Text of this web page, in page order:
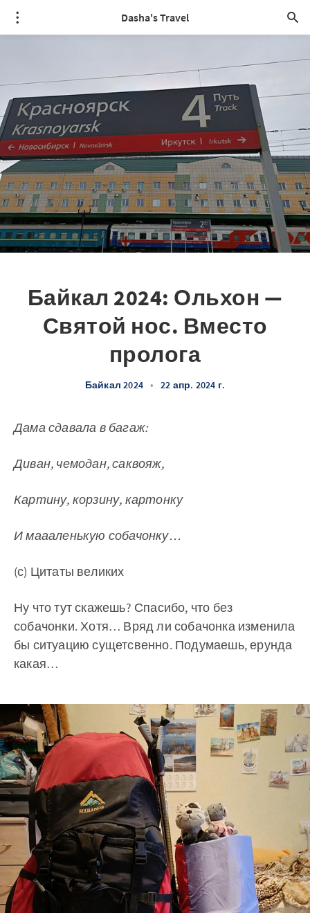
Dasha's Travel
Байкал 2024: Ольхон —
Святой нос. Вместо
пролога
Байкал 2024 • 22 апр. 2024 г.
Дама сдавала в багаж:
Диван, чемодан, саквояж,
Картину, корзину, картонку
И маааленькую собачонку…
(с) Цитаты великих
Ну что тут скажешь? Спасибо, что без
собачонки. Хотя… Вряд ли собачонка изменила
бы ситуацию сущетсвенно. Подумаешь, ерунда
какая…